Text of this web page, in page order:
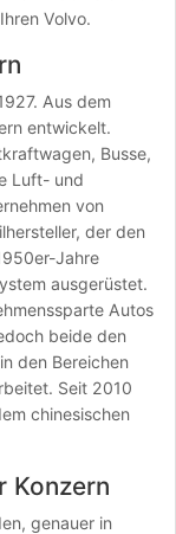
Volvo.
Aus dem
entwickelt.
Busse,
Luft- und
von
der den
Jahre
ausgerüstet.
Autos
beide den
den Bereichen
Seit 2010
chinesischen
Konzern
genauer in